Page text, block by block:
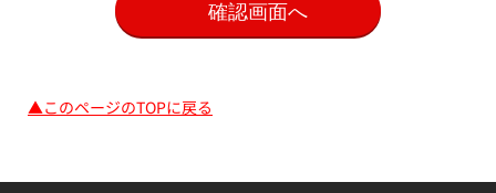
▲このページのTOPに戻る